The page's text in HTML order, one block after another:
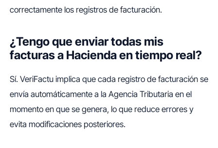
correctamente los registros de facturación.
¿Tengo que enviar todas mis
facturas a Hacienda en tiempo real?
Sí. VeriFactu implica que cada registro de facturación se
envía automáticamente a la Agencia Tributaria en el
momento en que se genera, lo que reduce errores y
evita modificaciones posteriores.